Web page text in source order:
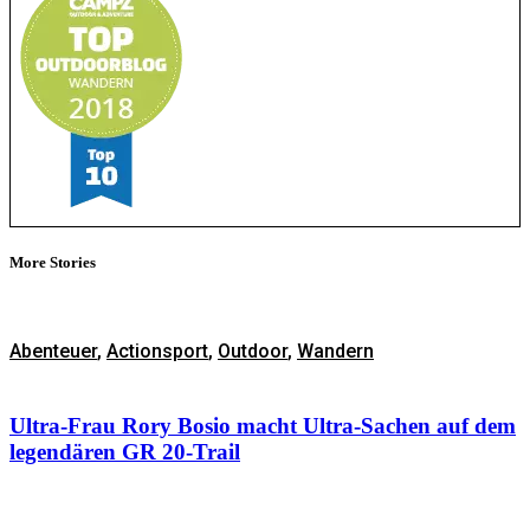
More Stories
Abenteuer, Actionsport, Outdoor, Wandern
Ultra-Frau Rory Bosio macht Ultra-Sachen auf dem
legendären GR 20-Trail